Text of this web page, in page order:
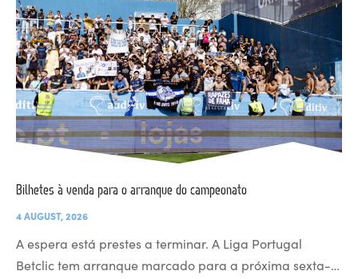
Bilhetes à venda para o arranque do campeonato
4 AUGUST, 2026
A espera está prestes a terminar. A Liga Portugal
Betclic tem arranque marcado para a próxima sexta-…